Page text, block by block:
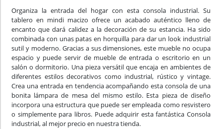
Organiza la entrada del hogar con esta consola industrial. Su
tablero en mindi macizo ofrece un acabado auténtico lleno de
encanto que dará calidez a la decoración de su estancia. Ha sido
combinada con unas patas en horquilla para dar un look industrial
sutil y moderno. Gracias a sus dimensiones, este mueble no ocupa
espacio y puede servir de mueble de entrada o escritorio en un
salón o dormitorio. Una pieza versátil que encaja en ambientes de
diferentes estilos decorativos como industrial, rústico y vintage.
Crea una entrada en tendencia acompañando esta consola de una
bonita lámpara de mesa del mismo estilo. Esta pieza de diseño
incorpora una estructura que puede ser empleada como resvistero
o simplemente para libros. Puede adquirir esta fantástica Consola
industrial, al mejor precio en nuestra tienda.